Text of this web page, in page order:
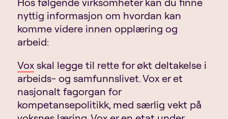
nyttig informasjon om hvordan kan
komme videre innen opplæring og
arbeid:
Vox skal legge til rette for økt deltakelse i
arbeids- og samfunnslivet. Vox er et
nasjonalt fagorgan for
kompetansepolitikk, med særlig vekt på